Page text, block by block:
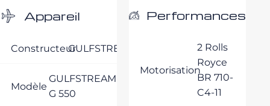
Appareil
ConstructeurGULFSTREAM
Modèle
GULFSTREAM
G 550
Performances
Motorisation
2 Rolls
Royce
BR 710-
C4-11